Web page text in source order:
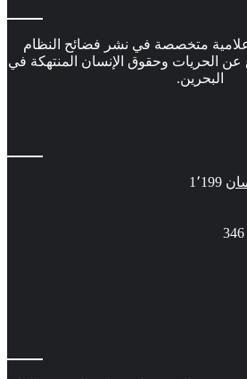
متخصصة في نشر فضائح النظام
عن الحريات وحقوق الإنسان المنتهكة في
البحرين.
1٬199
346